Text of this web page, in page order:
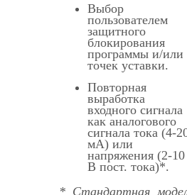
Выбор
пользователем
защитного
блокирования
программы и/или
точек уставки.
Повторная
выработка
входного сигнала
как аналогового
сигнала тока (4-
мА) или
напряжения (2-10
В пост. тока)*.
* Стандартная